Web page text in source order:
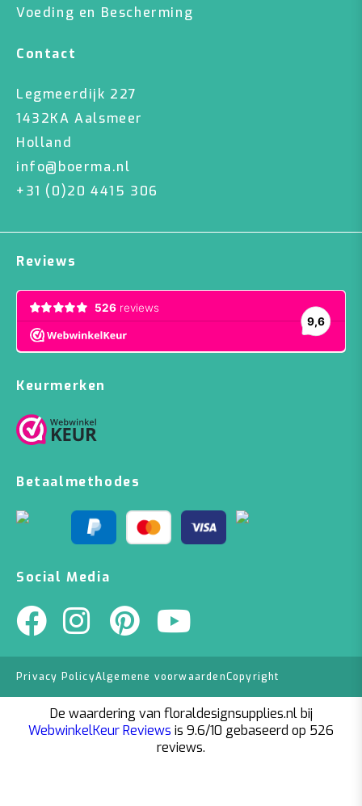
Voeding en Bescherming
Contact
Legmeerdijk 227
1432KA Aalsmeer
Holland
info@boerma.nl
+31 (0)20 4415 306
Reviews
Keurmerken
Betaalmethodes
Social Media
Privacy PolicyAlgemene voorwaardenCopyright
De waardering van floraldesignsupplies.nl bij
WebwinkelKeur Reviews is 9.6/10 gebaseerd op 526
reviews.